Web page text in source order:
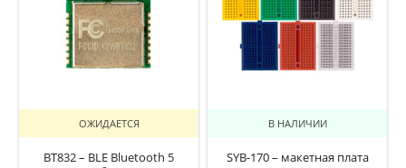
ОЖИДАЕТСЯ
BT832 – BLE Bluetooth 5
В НАЛИЧИИ
SYB-170 – макетная плата